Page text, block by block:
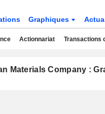
Graphiques
Actionnariat Transactions
Materials Company :